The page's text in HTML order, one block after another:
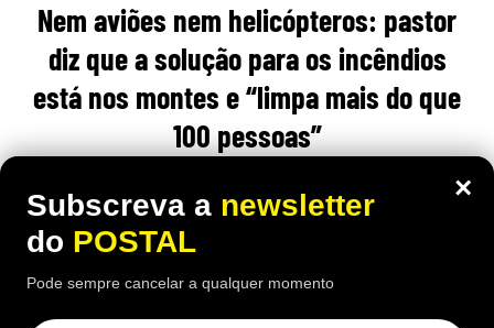
Nem aviões nem helicópteros: pastor
diz que a solução para os incêndios
está nos montes e “limpa mais do que
100 pessoas”
Um pastor espanhol defende que o gado consegue
limpar os montes de forma mais eficaz do que
dezenas de trabalhadores
×
Subscreva a newsletter
do POSTAL
Pode sempre cancelar a qualquer momento